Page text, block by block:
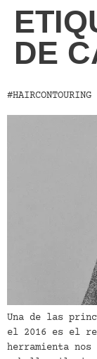
DE
#HAIRCONTOURING
Una de las
el 2016 es el
herramienta